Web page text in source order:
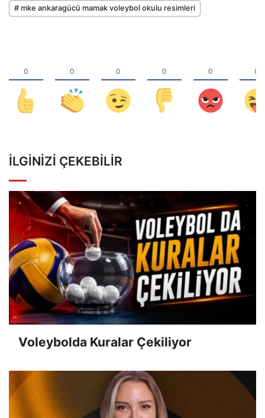
# mke ankaragücü mamak voleybol okulu resimleri
İLGINIZI ÇEKEBILIR
Voleybolda Kuralar Çekiliyor